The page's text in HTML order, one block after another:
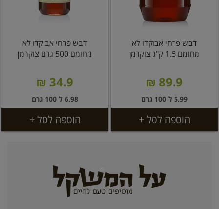
דבש פרחי אבוקדו לא
מחומם 1.5 ק"ג צוקרמן
89.9 ₪
5.99 ל 100 גרם
הוספה לסל +
דבש פרחי אבוקדו לא
מחומם 500 גרם צוקרמן
34.9 ₪
6.98 ל 100 גרם
הוספה לסל +